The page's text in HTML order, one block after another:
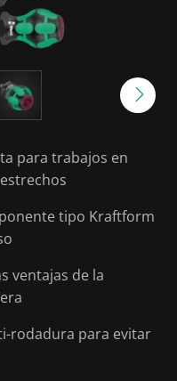
para trabajos en
tipo Kraftform
ventajas de la
rodadura para evitar